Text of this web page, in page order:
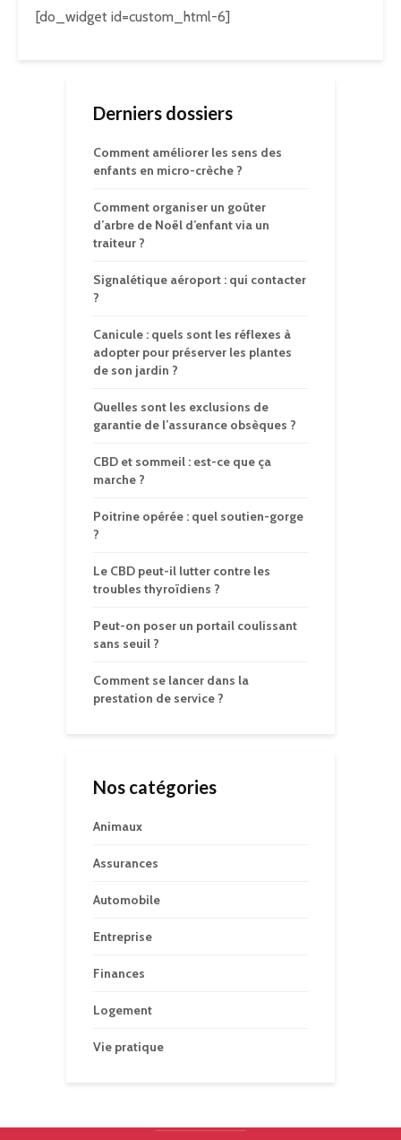
[do_widget id=custom_html-6]
Derniers dossiers
Comment améliorer les sens des
enfants en micro-crèche ?
Comment organiser un goûter
d’arbre de Noël d’enfant via un
traiteur ?
Signalétique aéroport : qui contacter
?
Canicule : quels sont les réflexes à
adopter pour préserver les plantes
de son jardin ?
Quelles sont les exclusions de
garantie de l’assurance obsèques ?
CBD et sommeil : est-ce que ça
marche ?
Poitrine opérée : quel soutien-gorge
?
Le CBD peut-il lutter contre les
troubles thyroïdiens ?
Peut-on poser un portail coulissant
sans seuil ?
Comment se lancer dans la
prestation de service ?
Nos catégories
Animaux
Assurances
Automobile
Entreprise
Finances
Logement
Vie pratique